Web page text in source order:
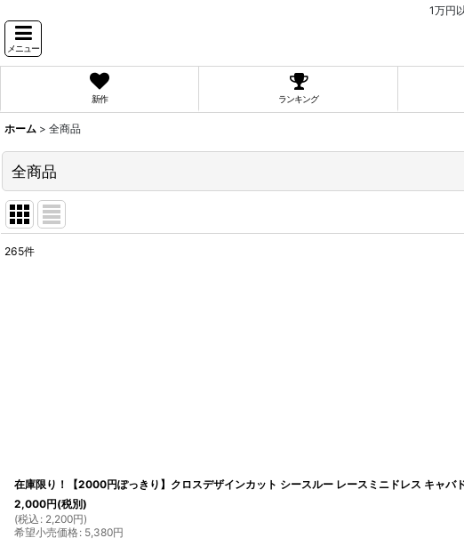
1万円
メニュー
新作 ランキング
ホーム > 全商品
全商品
265件
在庫限り！【2000円ぽっきり】クロスデザインカット シースルー レースミニドレス キャバ
2,000円(税別)
(税込 : 2,200円)
希望小売価格: 5,380円